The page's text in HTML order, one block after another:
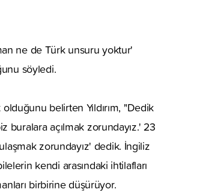
ne de Türk unsuru yoktur'
söyledi.
belirten Yıldırım, "Dedik
buralara açılmak zorundayız.' 23
zorundayız' dedik. İngiliz
kendi arasındaki ihtilafları
birbirine düşürüyor.